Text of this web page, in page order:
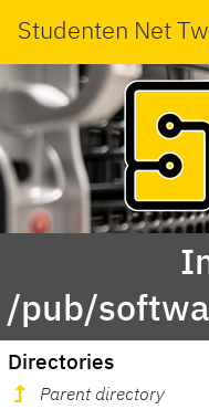
Studenten Net
/pub/
Directories
Parent directory